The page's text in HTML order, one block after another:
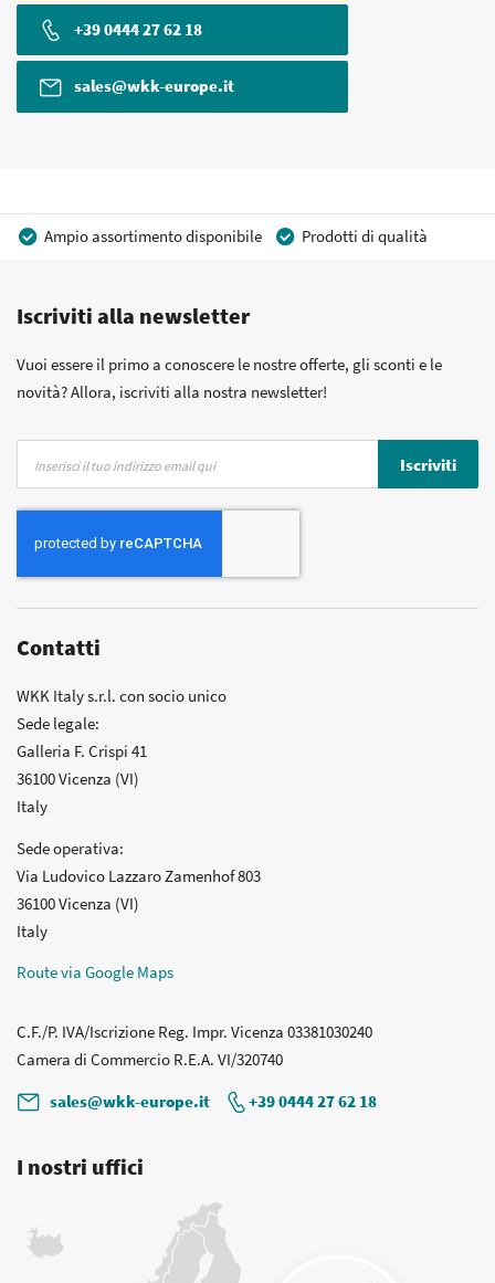
+39 0444 27 62 18
sales@wkk-europe.it
Ampio assortimento disponibile
Prodotti di qualità
Consulenza Personalizzata
Iscriviti alla newsletter
Vuoi essere il primo a conoscere le nostre offerte, gli sconti e le
novità? Allora, iscriviti alla nostra newsletter!
nostra
Newsletter:
Iscriviti
Contatti
WKK Italy s.r.l. con socio unico
Sede legale:
Galleria F. Crispi 41
36100 Vicenza (VI)
Italy
Sede operativa:
Via Ludovico Lazzaro Zamenhof 803
36100 Vicenza (VI)
Italy
Route via Google Maps
C.F./P. IVA/Iscrizione Reg. Impr. Vicenza 03381030240
Camera di Commercio R.E.A. VI/320740
sales@wkk-europe.it
+39 0444 27 62 18
I nostri uffici